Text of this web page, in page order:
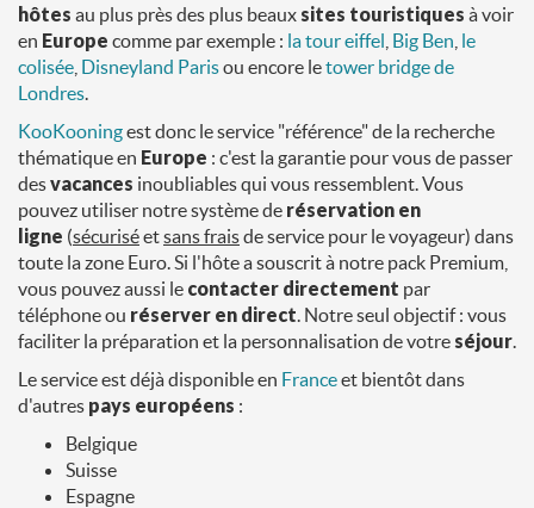
hôtes au plus près des plus beaux sites touristiques à voir
en Europe comme par exemple : la tour eiffel Big Ben le
colisée Disneyland Paris​ou encore letower bridge de
Londres
KooKooningest donc le service "référence" de la recherche
thématique en Europe : c'est la garantie pour vous de passer
desvacances inoubliables qui vous ressemblent. Vous
pouvez utiliser notre système de réservation en
ligne (sécuriséetsans fraisde service pour le voyageur) dans
toute la zone Euro. Si l'hôte a souscrit à notre pack Premium,
vous pouvez aussi le contacter directement par
téléphone ou réserver en direct . Notre seul objectif : vous
faciliter la préparation et la personnalisation de votre séjour
Le service est déjà disponible en Franceet bientôt dans
d'autres pays européens :
Belgique
Suisse
Espagne